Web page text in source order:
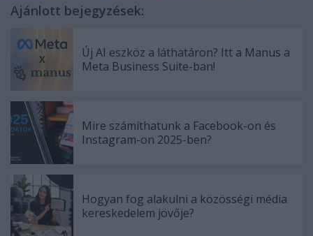
Ajánlott bejegyzések:
Új AI eszköz a láthatáron? Itt a Manus a
Meta Business Suite-ban!
Mire számíthatunk a Facebook-on és
Instagram-on 2025-ben?
Hogyan fog alakulni a közösségi média
kereskedelem jövője?